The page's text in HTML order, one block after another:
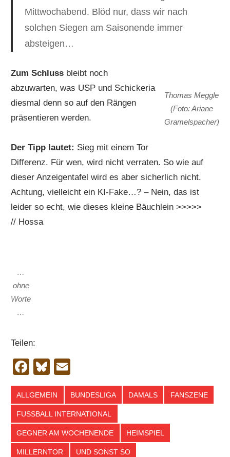
Mittwochabend. Blöd nur, dass wir nach
solchen Siegen am Saisonende immer
absteigen…
Thomas Meggle
(Foto: Ariane
Gramelspacher)
Zum Schluss bleibt noch
abzuwarten, was USP und Schickeria
diesmal denn so auf den Rängen
präsentieren werden.
Der Tipp lautet: Sieg mit einem Tor
Differenz. Für wen, wird nicht verraten. So wie auf
dieser Anzeigentafel wird es aber sicherlich nicht.
Achtung, vielleicht ein KI-Fake…? – Nein, das ist
leider so echt, wie dieses kleine Bäuchlein >>>>>
// Hossa
…
ohne
Worte
…
Teilen:
Facebook
Bluesky
ALLGEMEIN BUNDESLIGA DAMALS FANSZENE
FUSSBALL INTERNATIONAL
GEGNER AM WOCHENENDE HEIMSPIEL
MILLERNTOR UND SONST SO